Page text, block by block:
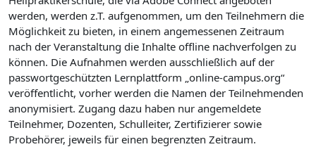
werden, werden z.T. aufgenommen, um den Teilnehmern die
Möglichkeit zu bieten, in einem angemessenen Zeitraum
nach der Veranstaltung die Inhalte offline nachverfolgen zu
können. Die Aufnahmen werden ausschließlich auf der
passwortgeschützten Lernplattform „online-campus.org“
veröffentlicht, vorher werden die Namen der Teilnehmenden
anonymisiert. Zugang dazu haben nur angemeldete
Teilnehmer, Dozenten, Schulleiter, Zertifizierer sowie
Probehörer, jeweils für einen begrenzten Zeitraum.